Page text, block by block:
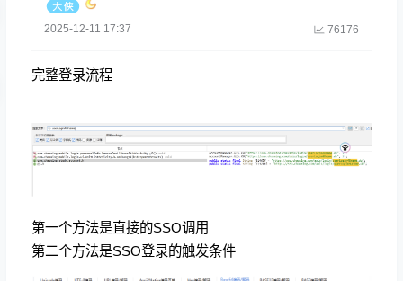
2025-12-11 17:37 76176
完整登录流程
第一个方法是直接的SSO调用
第二个方法是SSO登录的触发条件